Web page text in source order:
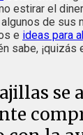
estirar el
de sus
e ideas para
sabe, ¡quizás
se